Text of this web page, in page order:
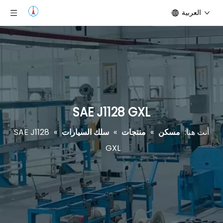
العربية
SAE J1128 GXL
أنت هنا: مسكن » منتجات » سلك السيارات »
SAE J1128
GXL